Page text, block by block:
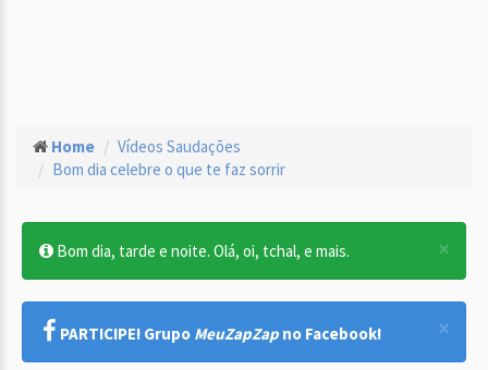
Home
Vídeos Saudações
Bom dia celebre o que te faz sorrir
×
Bom dia, tarde e noite. Olá, oi, tchal, e mais.
×
PARTICIPE! Grupo MeuZapZap no Facebook!